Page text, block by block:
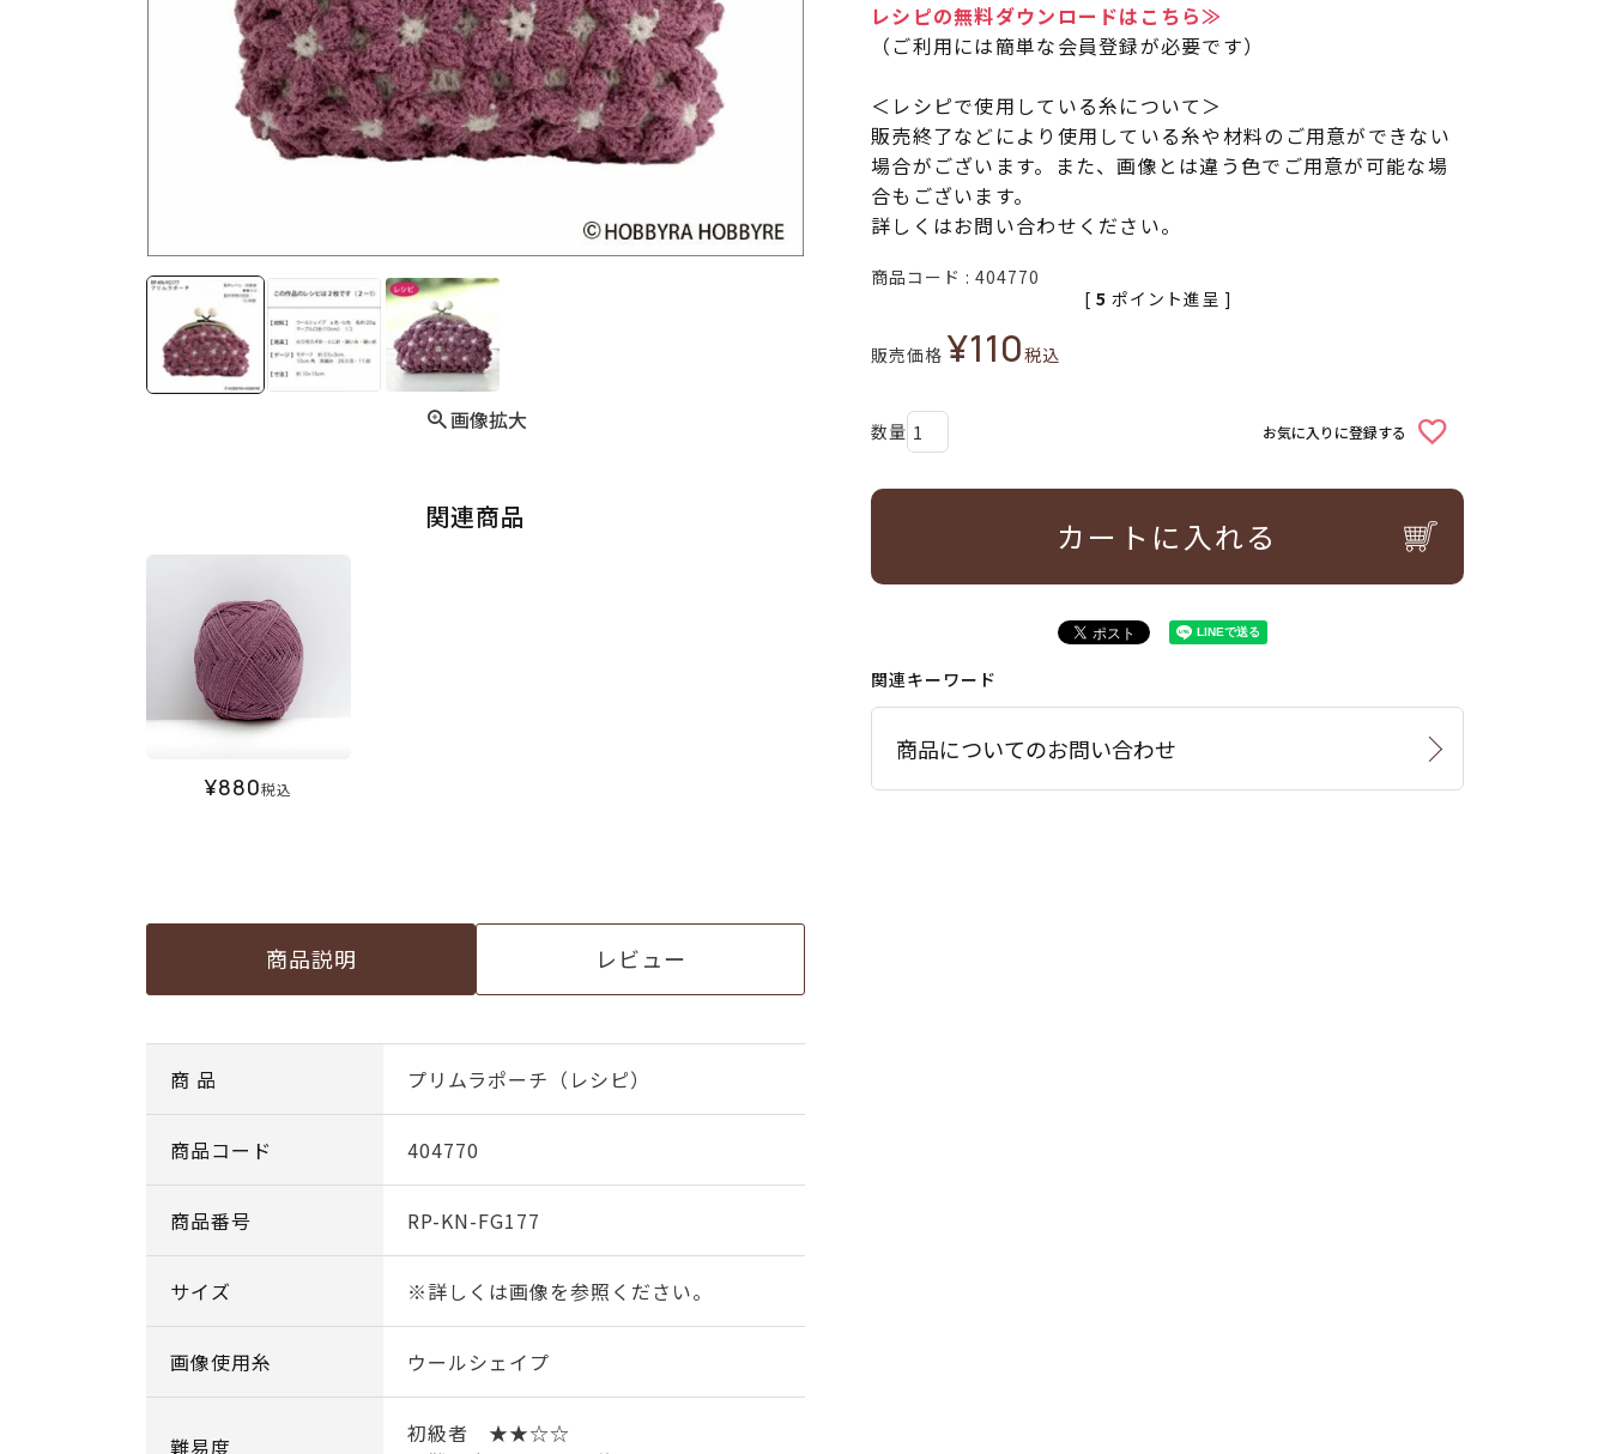
画像拡大
関連商品
¥880税込
商品説明 レビュー
商 品 プリムラポーチ（レシピ）
商品コード 404770
商品番号 RP-KN-FG177
サイズ ※詳しくは画像を参照ください。
画像使用糸 ウールシェイプ
難易度
初級者 ★★☆☆
レシピの無料ダウンロードはこちら≫
（ご利用には簡単な会員登録が必要です）
＜レシピで使用している糸について＞
販売終了などにより使用している糸や材料のご用意ができない
場合がございます。また、画像とは違う色でご用意が可能な場
合もございます。
詳しくはお問い合わせください。
商品コード 404770
販売価格 ¥110税込
[ 5 ポイント進呈 ]
お気に入りに登録する
カートに入れる
関連キーワード
商品についてのお問い合わせ